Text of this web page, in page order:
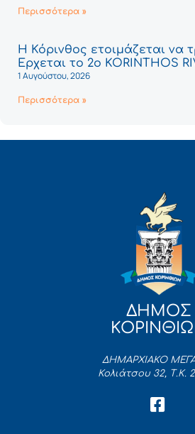
Περισσότερα »
Η Κόρινθος ετοιμάζεται να
Έρχεται το 2ο KORINTHOS
1 Αυγούστου, 2026
Περισσότερα »
ΔΗΜΟΣ
ΔΗΜΑΡΧΙΑΚΟ
Κολιάτσου 32, Τ.Κ.